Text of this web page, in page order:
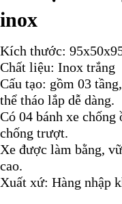
inox
Kích thước:
Chất liệu: Inox trắng
Cấu tạo: gồm 03
thể tháo lắp dễ dàng.
Có 04 bánh xe chống
chống trượt.
Xe được làm bằng,
cao.
Xuất xứ: Hàng nhập